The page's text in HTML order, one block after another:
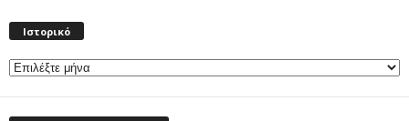
Ιστορικό